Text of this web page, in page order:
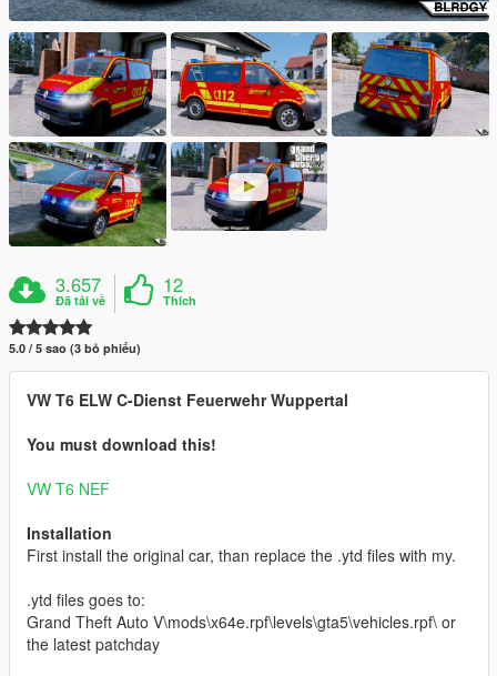
3.657
Đã tải về
12
Thích
5.0 / 5 sao (3 bỏ phiếu)
VW T6 ELW C-Dienst Feuerwehr Wuppertal
You must download this!
VW T6 NEF
Installation
First install the original car, than replace the .ytd files with my.
.ytd files goes to:
Grand Theft Auto V\mods\x64e.rpf\levels\gta5\vehicles.rpf\ or
the latest patchday